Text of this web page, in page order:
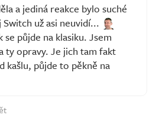
a jediná reakce bylo suché
už asi neuvidí...
půjde na klasiku. Jsem
ty opravy. Je jich tam fakt
kašlu, půjde to pěkně na